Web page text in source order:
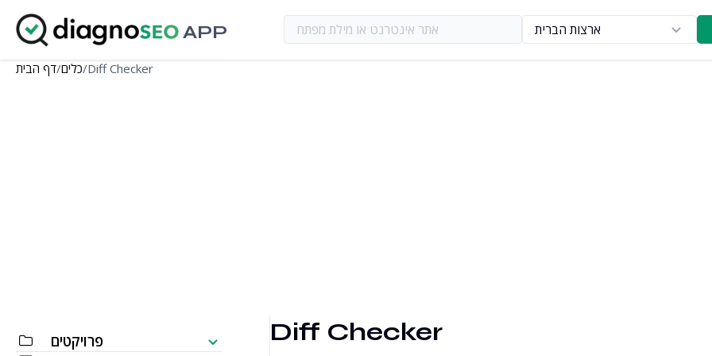
APP
דף הבית/כלים/Diff Checker
Diff Checker פרויקטים